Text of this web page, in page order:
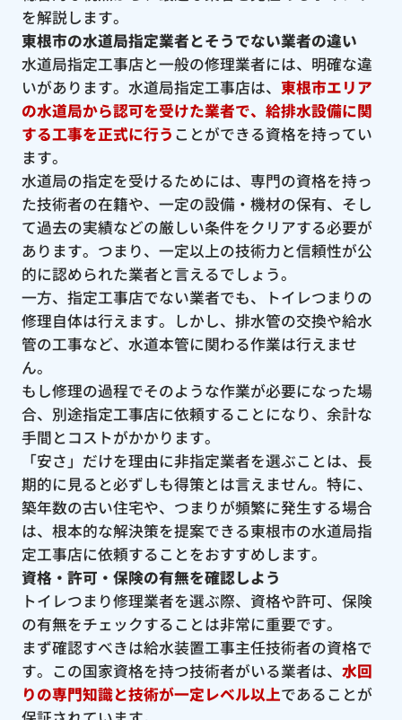
を解説します。
東根市の水道局指定業者とそうでない業者の違い
水道局指定工事店と一般の修理業者には、明確な違
いがあります。水道局指定工事店は、 東根市エリア
の水道局から認可を受けた業者で、給排水設備に関
する工事を正式に行う ことができる資格を持ってい
ます。
水道局の指定を受けるためには、専門の資格を持っ
た技術者の在籍や、一定の設備・機材の保有、そし
て過去の実績などの厳しい条件をクリアする必要が
あります。つまり、一定以上の技術力と信頼性が公
的に認められた業者と言えるでしょう。
一方、指定工事店でない業者でも、トイレつまりの
修理自体は行えます。しかし、排水管の交換や給水
管の工事など、水道本管に関わる作業は行えませ
ん。
もし修理の過程でそのような作業が必要になった場
合、別途指定工事店に依頼することになり、余計な
手間とコストがかかります。
「安さ」だけを理由に非指定業者を選ぶことは、長
期的に見ると必ずしも得策とは言えません。特に、
築年数の古い住宅や、つまりが頻繁に発生する場合
は、根本的な解決策を提案できる東根市の水道局指
定工事店に依頼することをおすすめします。
資格・許可・保険の有無を確認しよう
トイレつまり修理業者を選ぶ際、資格や許可、保険
の有無をチェックすることは非常に重要です。
まず確認すべきは給水装置工事主任技術者の資格で
す。この国家資格を持つ技術者がいる業者は、 水回
りの専門知識と技術が一定レベル以上であることが